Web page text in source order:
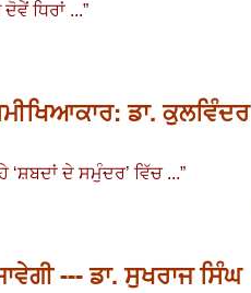
ਧਿਰਾਂ ...”
ਡਾ. ਕੁਲਵਿੰਦਰ
ਦੇ ਸਮੁੰਦਰ’ ਵਿੱਚ ...”
--- ਡਾ. ਸੁਖਰਾਜ ਸਿੰਘ